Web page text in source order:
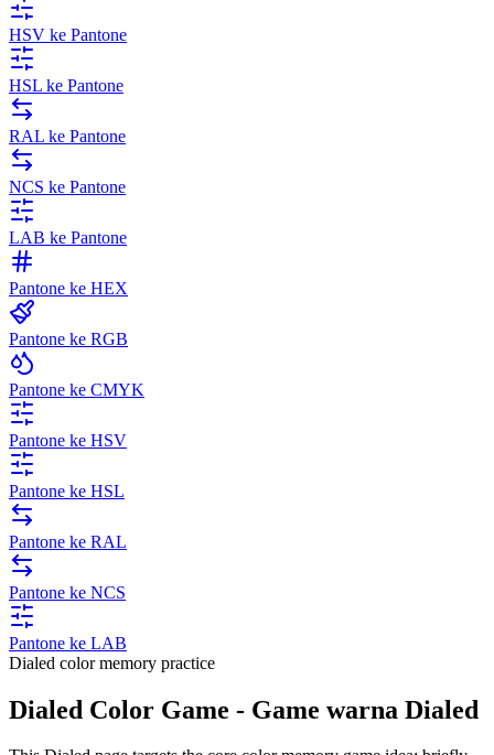
HSV ke Pantone
HSL ke Pantone
RAL ke Pantone
NCS ke Pantone
LAB ke Pantone
Pantone ke HEX
Pantone ke RGB
Pantone ke CMYK
Pantone ke HSV
Pantone ke HSL
Pantone ke RAL
Pantone ke NCS
Pantone ke LAB
Dialed color memory practice
Dialed Color Game - Game warna Dialed